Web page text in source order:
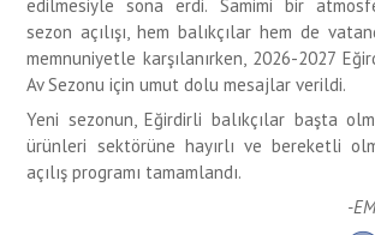
edilmesiyle sona erdi. Samimi bir
sezon açılışı, hem balıkçılar hem de
memnuniyetle karşılanırken, 2026-2027
Av Sezonu için umut dolu mesajlar verildi.
Yeni sezonun, Eğirdirli balıkçılar başta
ürünleri sektörüne hayırlı ve bereketli
açılış programı tamamlandı.
-